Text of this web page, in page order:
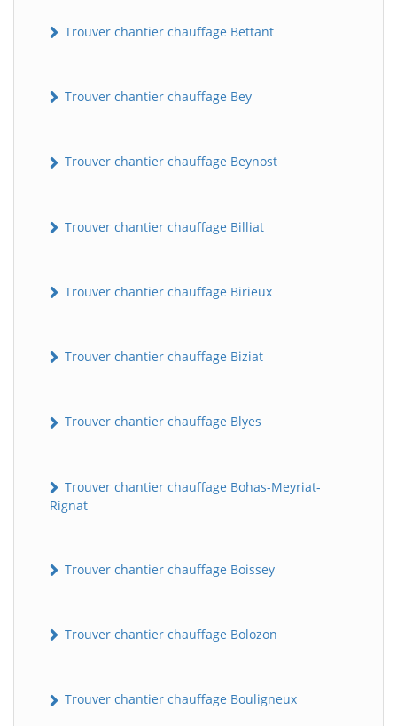
Trouver chantier chauffage Bettant
Trouver chantier chauffage Bey
Trouver chantier chauffage Beynost
Trouver chantier chauffage Billiat
Trouver chantier chauffage Birieux
Trouver chantier chauffage Biziat
Trouver chantier chauffage Blyes
Trouver chantier chauffage Bohas-Meyriat-
Rignat
Trouver chantier chauffage Boissey
Trouver chantier chauffage Bolozon
Trouver chantier chauffage Bouligneux